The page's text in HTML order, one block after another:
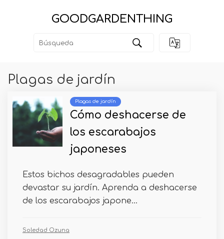
GOODGARDENTHING
Plagas de jardín
Plagas de jardín
Cómo deshacerse de
los escarabajos
japoneses
Estos bichos desagradables pueden
devastar su jardín. Aprenda a deshacerse
de los escarabajos japone...
Soledad Ozuna